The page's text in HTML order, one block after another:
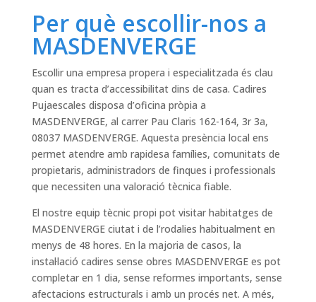
Per què escollir-nos a
MASDENVERGE
Escollir una empresa propera i especialitzada és clau
quan es tracta d’accessibilitat dins de casa. Cadires
Pujaescales disposa d’oficina pròpia a
MASDENVERGE, al carrer Pau Claris 162-164, 3r 3a,
08037 MASDENVERGE. Aquesta presència local ens
permet atendre amb rapidesa famílies, comunitats de
propietaris, administradors de finques i professionals
que necessiten una valoració tècnica fiable.
El nostre equip tècnic propi pot visitar habitatges de
MASDENVERGE ciutat i de l’rodalies habitualment en
menys de 48 hores. En la majoria de casos, la
instal·lació cadires sense obres MASDENVERGE es pot
completar en 1 dia, sense reformes importants, sense
afectacions estructurals i amb un procés net. A més,